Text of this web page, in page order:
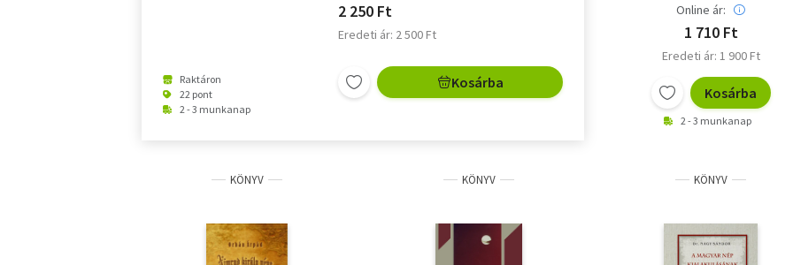
Raktáron
22 pont
2 - 3 munkanap
2 250 Ft
Eredeti ár: 2 500 Ft
Kosárba
Online ár:
1 710 Ft
Eredeti ár: 1 900 Ft
Kosárba
2 - 3 munkanap
KÖNYV KÖNYV KÖNYV